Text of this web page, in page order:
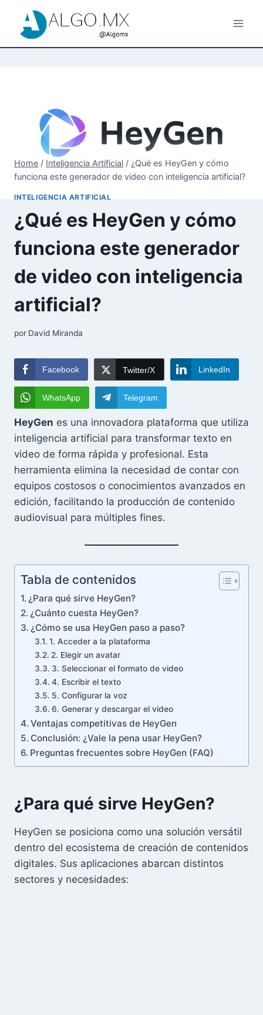
content
Home / Inteligencia Artificial / ¿Qué es HeyGen y cómo
funciona este generador de video con inteligencia artificial?
INTELIGENCIA ARTIFICIAL
¿Qué es HeyGen y cómo
funciona este generador
de video con inteligencia
artificial?
por David Miranda
Facebook Twitter/X LinkedIn
WhatsApp Telegram
HeyGen es una innovadora plataforma que utiliza
inteligencia artificial para transformar texto en
video de forma rápida y profesional. Esta
herramienta elimina la necesidad de contar con
equipos costosos o conocimientos avanzados en
edición, facilitando la producción de contenido
audiovisual para múltiples fines.
Tabla de contenidos
¿Para qué sirve HeyGen?
¿Cuánto cuesta HeyGen?
¿Cómo se usa HeyGen paso a paso?
1. Acceder a la plataforma
2. Elegir un avatar
3. Seleccionar el formato de video
4. Escribir el texto
5. Configurar la voz
6. Generar y descargar el video
Ventajas competitivas de HeyGen
Conclusión: ¿Vale la pena usar HeyGen?
Preguntas frecuentes sobre HeyGen (FAQ)
¿Para qué sirve HeyGen?
HeyGen se posiciona como una solución versátil
dentro del ecosistema de creación de contenidos
digitales. Sus aplicaciones abarcan distintos
sectores y necesidades: